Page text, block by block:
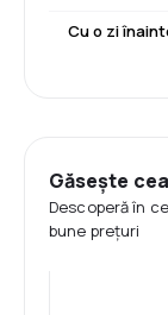
Cu o zi
Găsește
Descoperă în
bune prețuri